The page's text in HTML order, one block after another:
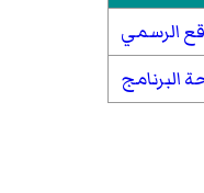
الرسمي
البرنامج